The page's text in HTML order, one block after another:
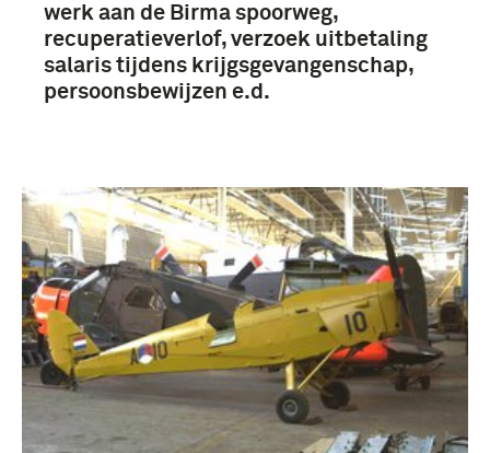
werk aan de Birma spoorweg,
recuperatieverlof, verzoek uitbetaling
salaris tijdens krijgsgevangenschap,
persoonsbewijzen e.d.